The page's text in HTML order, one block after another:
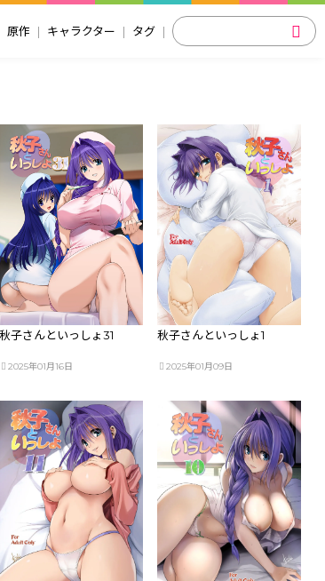
原作 キャラクター タグ
秋子さんといっしょ31
2025年01月16日
秋子さんといっしょ1
2025年01月09日